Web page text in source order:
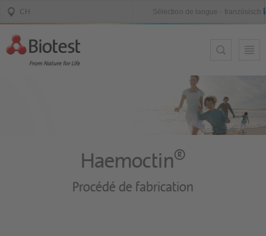
Haemoctin®
Procédé de fabrication